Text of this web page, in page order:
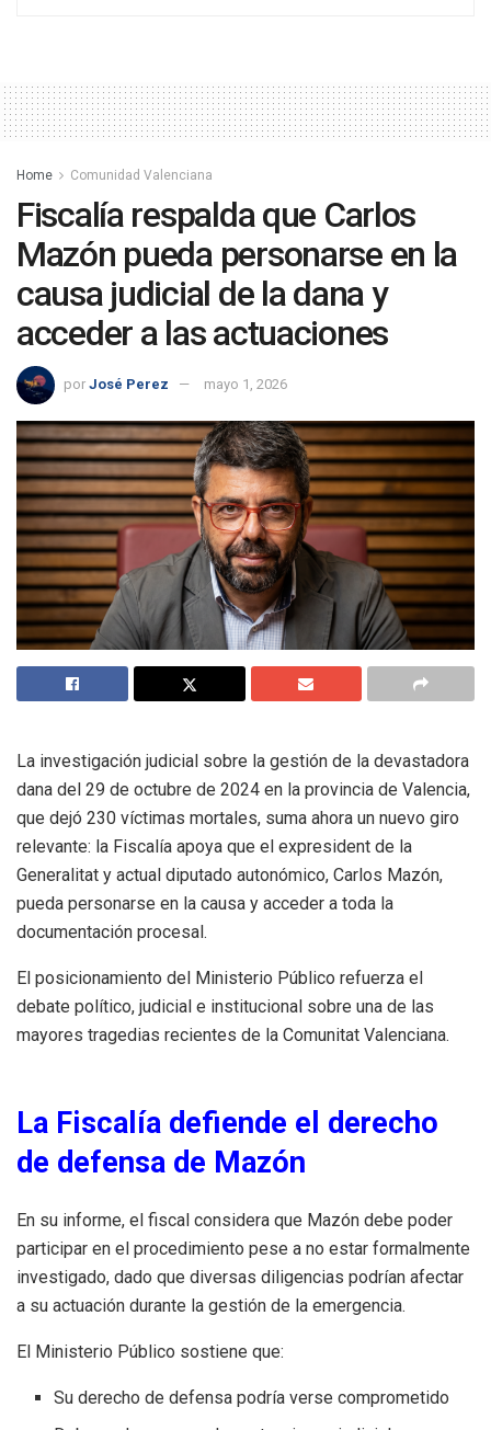
Home Comunidad Valenciana
Fiscalía respalda que Carlos
Mazón pueda personarse en la
causa judicial de la dana y
acceder a las actuaciones
por José Perez mayo 1, 2026
La investigación judicial sobre la gestión de la devastadora
dana del 29 de octubre de 2024 en la provincia de Valencia,
que dejó 230 víctimas mortales, suma ahora un nuevo giro
relevante: la Fiscalía apoya que el expresident de la
Generalitat y actual diputado autonómico, Carlos Mazón,
pueda personarse en la causa y acceder a toda la
documentación procesal.
El posicionamiento del Ministerio Público refuerza el
debate político, judicial e institucional sobre una de las
mayores tragedias recientes de la Comunitat Valenciana.
La Fiscalía defiende el derecho
de defensa de Mazón
En su informe, el fiscal considera que Mazón debe poder
participar en el procedimiento pese a no estar formalmente
investigado, dado que diversas diligencias podrían afectar
a su actuación durante la gestión de la emergencia.
El Ministerio Público sostiene que:
Su derecho de defensa podría verse comprometido